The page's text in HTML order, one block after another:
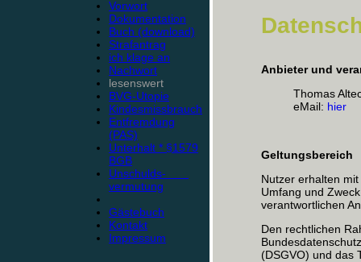
Vorwort
Dokumentation
Buch (download)
Strafantrag
ich klage an
Nachwort
lesenswert
BVG-Utopie
Kindesmissbrauch
Entfremdung
(PAS)
Unterhalt * §1579
BGB
Unschulds-
vermutung
Gästebuch
Kontakt
Impressum
Anbieter und
Thomas
eMail: hier
Geltungsbereich
Nutzer erhalten
Umfang und
verantwortlichen
Den rechtlichen
(DSGVO) und das